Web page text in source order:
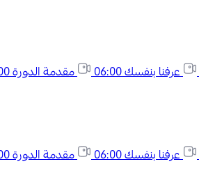
عرفنا بنفسك06:00 مقدمة الدورة
عرفنا بنفسك06:00 مقدمة الدورة